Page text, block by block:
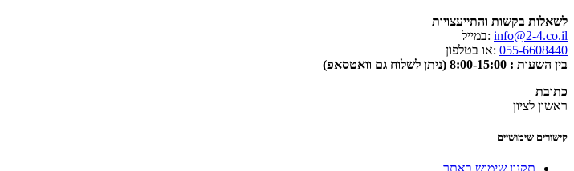
לשאלות בקשות והתייעצויות
info@2-4.co.il :במייל
055-6608440 :או בטלפון
בין השעות : 8:00-15:00 (ניתן לשלוח גם וואטסאפ)
כתובת
ראשון לציון
קישורים שימושיים